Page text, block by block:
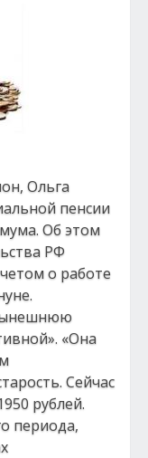
Ольга
пенсии
Об этом
РФ
о работе
«Она
Сейчас
рублей.
периода,